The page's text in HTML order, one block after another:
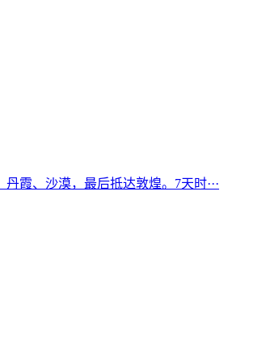
霞、沙漠，最后抵达敦煌。7天时···